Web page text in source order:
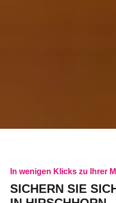
In wenigen Klicks zu Ihrer
SICHERN SIE